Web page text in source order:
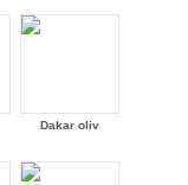
Dakar oliv